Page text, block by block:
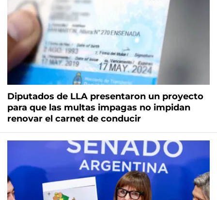
Diputados de LLA presentaron un proyecto
para que las multas impagas no impidan
renovar el carnet de conducir